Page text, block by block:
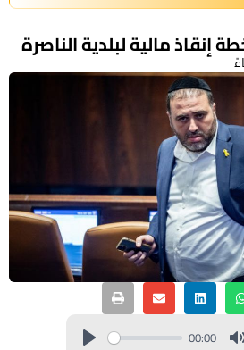
إنقاذ مالية لبلدية الناصرة
00:00